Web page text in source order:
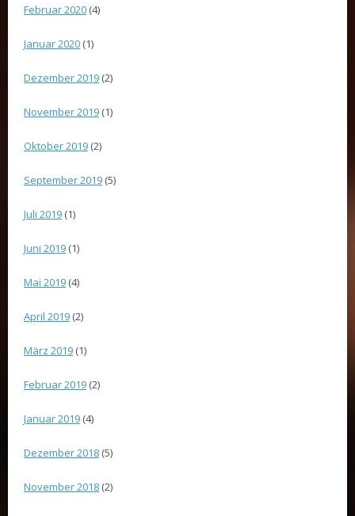
Februar 2020 (4)
Januar 2020 (1)
Dezember 2019 (2)
November 2019 (1)
Oktober 2019 (2)
September 2019 (5)
Juli 2019 (1)
Juni 2019 (1)
Mai 2019 (4)
April 2019 (2)
März 2019 (1)
Februar 2019 (2)
Januar 2019 (4)
Dezember 2018 (5)
November 2018 (2)